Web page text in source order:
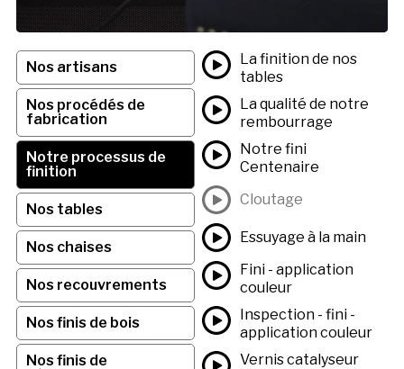
Nos artisans
Nos procédés de
fabrication
Notre processus de
finition
Nos tables
Nos chaises
Nos recouvrements
Nos finis de bois
Nos finis de
La finition de nos
tables
La qualité de notre
rembourrage
Notre fini
Centenaire
Cloutage
Essuyage à la main
Fini - application
couleur
Inspection - fini -
application couleur
Vernis catalyseur